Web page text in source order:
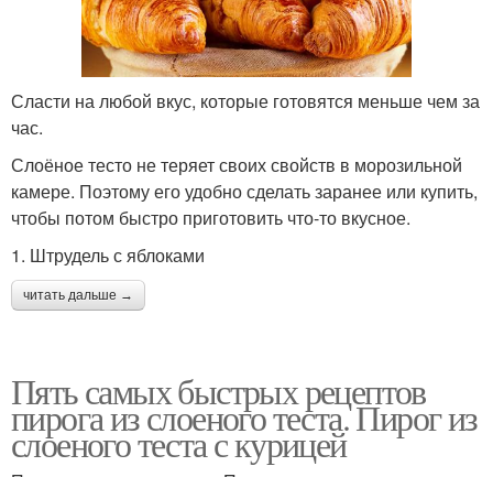
Сласти на любой вкус, которые готовятся меньше чем за
час.
Слоёное тесто не теряет своих свойств в морозильной
камере. Поэтому его удобно сделать заранее или купить,
чтобы потом быстро приготовить что-то вкусное.
1. Штрудель с яблоками
читать дальше →
Пять самых быстрых рецептов
пирога из слоеного теста. Пирог из
слоеного теста с курицей